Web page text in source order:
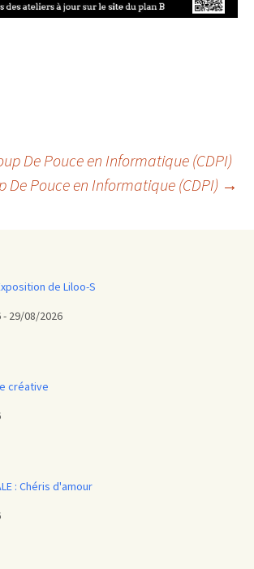
De Pouce en Informatique (CDPI)
De Pouce en Informatique (CDPI) →
de Liloo-S
29/08/2026
créative
: Chéris d'amour